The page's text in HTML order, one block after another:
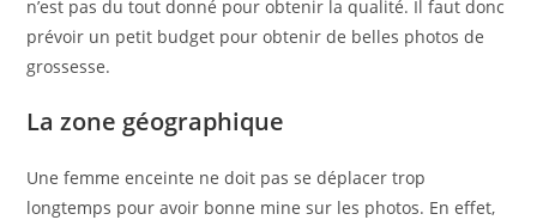
n’est pas du tout donné pour obtenir la qualité. Il faut donc
prévoir un petit budget pour obtenir de belles photos de
grossesse.
La zone géographique
Une femme enceinte ne doit pas se déplacer trop
longtemps pour avoir bonne mine sur les photos. En effet,